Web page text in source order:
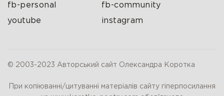
fb-personal fb-community
youtube instagram
© 2003-2023 Авторський сайт Олександра Коротка
При копіюванні/цитуванні матеріалів сайту гіперпосилання